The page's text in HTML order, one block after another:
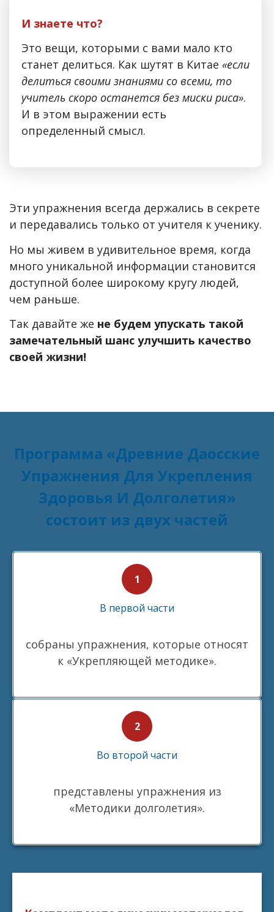
И знаете что?
Это вещи, которыми с вами мало кто
станет делиться. Как шутят в Китае «если
делиться своими знаниями со всеми, то
учитель скоро останется без миски риса».
И в этом выражении есть
определенный смысл.
Эти упражнения всегда держались в секрете
и передавались только от учителя к ученику.
Но мы живем в удивительное время, когда
много уникальной информации становится
доступной более широкому кругу людей,
чем раньше.
Так давайте же не будем упускать такой
замечательный шанс улучшить качество
своей жизни!
Программа «Древние Даосские
Упражнения Для Укрепления
Здоровья И Долголетия»
состоит из двух частей
В первой части
собраны упражнения, которые относят
к «Укрепляющей методике».
Во второй части
представлены упражнения из
«Методики долголетия».